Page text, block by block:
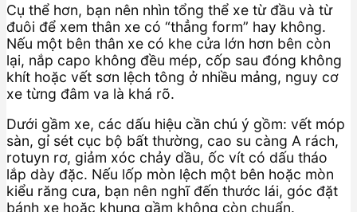
Cụ thể hơn, bạn nên nhìn tổng thể xe từ đầu và từ
đuôi để xem thân xe có “thẳng form” hay không.
Nếu một bên thân xe có khe cửa lớn hơn bên còn
lại, nắp capo không đều mép, cốp sau đóng không
khít hoặc vết sơn lệch tông ở nhiều mảng, nguy cơ
xe từng đâm va là khá rõ.
Dưới gầm xe, các dấu hiệu cần chú ý gồm: vết móp
sàn, gỉ sét cục bộ bất thường, cao su càng A rách,
rotuyn rơ, giảm xóc chảy dầu, ốc vít có dấu tháo
lắp dày đặc. Nếu lốp mòn lệch một bên hoặc mòn
kiểu răng cưa, bạn nên nghĩ đến thước lái, góc đặt
bánh xe hoặc khung gầm không còn chuẩn.